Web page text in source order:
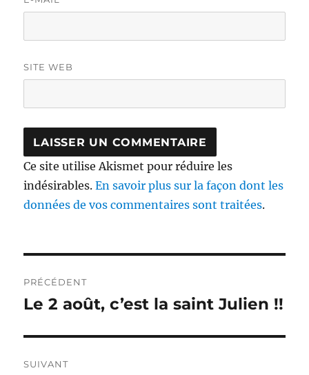
SITE WEB
Ce site utilise Akismet pour réduire les
indésirables.En savoir plus sur la façon dont les
données de vos commentaires sont traitées.
de
PRÉCÉDENT
Publication
Le 2 août, c’est la saint Julien !!
SUIVANT